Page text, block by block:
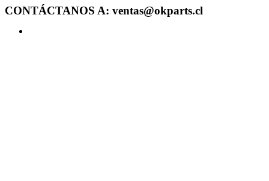
CONTÁCTANOS A: ventas@okparts.cl